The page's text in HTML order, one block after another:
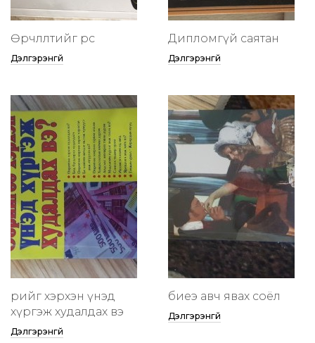
Өөрчлөлтийг өөрөөсөө
Дэлгэрэнгүй
Дипломгүй саятан
Дэлгэрэнгүй
өөрийгөө хэрхэн үнэд
хүргэж худалдах вэ
Дэлгэрэнгүй
биеэ авч явах соёл
Дэлгэрэнгүй